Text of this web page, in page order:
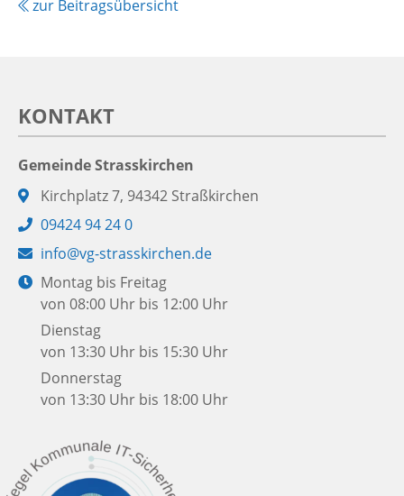
zur Beitragsübersicht
KONTAKT
Gemeinde Strasskirchen
Adresse:
Kirchplatz 7, 94342 Straßkirchen
Telefon:
09424 94 24 0
E-
Mail:
info@vg-strasskirchen.de
Öffnungszeiten:
Montag bis Freitag
von 08:00 Uhr bis 12:00 Uhr
Dienstag
von 13:30 Uhr bis 15:30 Uhr
Donnerstag
von 13:30 Uhr bis 18:00 Uhr